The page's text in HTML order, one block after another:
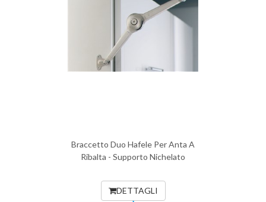
Braccetto Duo Hafele Per Anta A
Ribalta - Supporto Nichelato
DETTAGLI